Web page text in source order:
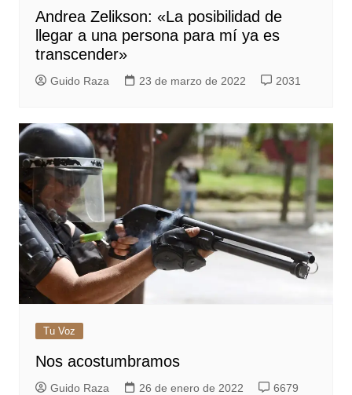
Andrea Zelikson: «La posibilidad de
llegar a una persona para mí ya es
transcender»
Guido Raza 23 de marzo de 2022 2031
Tu Voz
Nos acostumbramos
Guido Raza 26 de enero de 2022 6679